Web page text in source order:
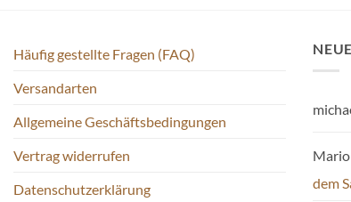
Häufig gestellte Fragen (FAQ)
Versandarten
Allgemeine Geschäftsbedingungen
Vertrag widerrufen
Datenschutzerklärung
dem